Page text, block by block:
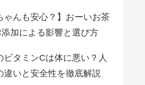
ゃんも安心？】おーいお茶
加による影響と選び方
ビタミンCは体に悪い？人
違いと安全性を徹底解説